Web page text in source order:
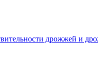
дрожжей и